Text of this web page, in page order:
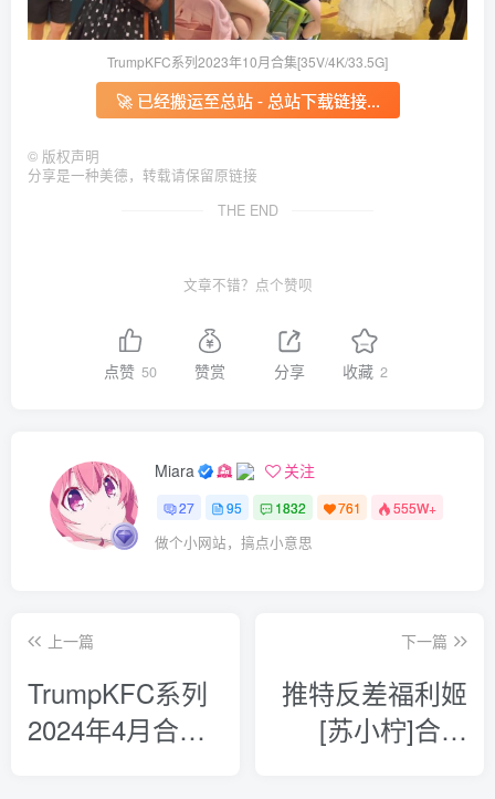
TrumpKFC系列2023年10月合集[35V/4K/33.5G]
🚀 已经搬运至总站 - 总站下载链接...
© 版权声明
分享是一种美德，转载请保留原链接
THE END
文章不错？点个赞呗
点赞 50 赞赏 分享 收藏 2
Miara 关注
27 95 1832 761 555W+
做个小网站，搞点小意思
上一篇
TrumpKFC系列
2024年4月合集
下一篇
推特反差福利姬
[苏小柠]合集